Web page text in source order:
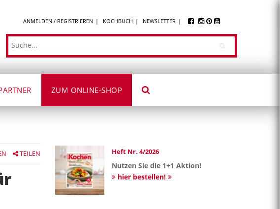
ANMELDEN / REGISTRIEREN KOCHBUCH NEWSLETTER
Suche
ZUM ONLINE-SHOP
TEILEN Heft Nr. 4/2026
Nutzen Sie die 1+1 Aktion!
hier bestellen!